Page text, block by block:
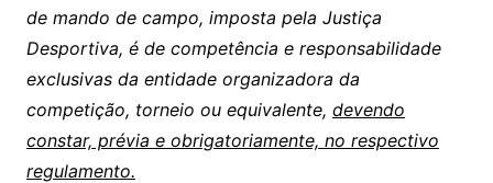
de mando de campo, imposta pela Justiça
Desportiva, é de competência e responsabilidade
exclusivas da entidade organizadora da
competição, torneio ou equivalente, devendo
constar, prévia e obrigatoriamente, no respectivo
regulamento.